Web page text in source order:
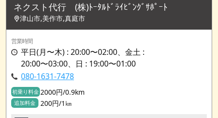
ネクスト代行 (株)ﾄｰﾀﾙﾄﾞﾗｲﾋﾞﾝｸﾞｻﾎﾟｰﾄ
津山市,美作市,真庭市
営業時間
平日(月〜木) : 20:00〜02:00、金土 :
20:00〜03:00、日 : 19:00〜01:00
080-1631-7478
初乗り料金 2000円/0.9km
追加料金 200円/1㎞